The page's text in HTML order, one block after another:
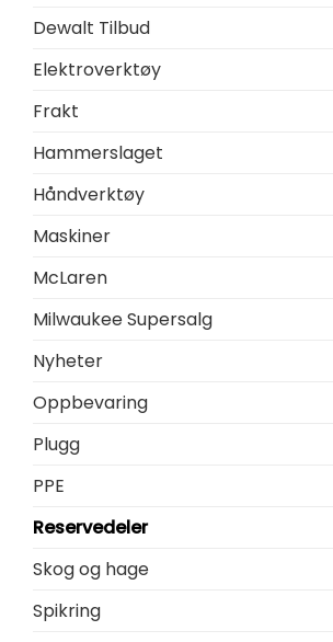
Dewalt Tilbud
Elektroverktøy
Frakt
Hammerslaget
Håndverktøy
Maskiner
McLaren
Milwaukee Supersalg
Nyheter
Oppbevaring
Plugg
PPE
Reservedeler
Skog og hage
Spikring